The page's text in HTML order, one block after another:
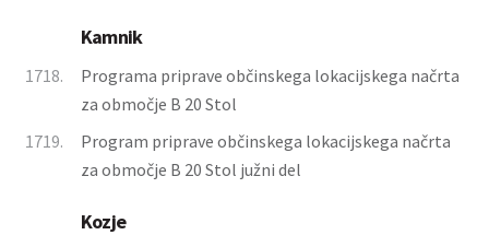
Kamnik
1718.
Programa priprave občinskega lokacijskega načrta
za območje B 20 Stol
1719.
Program priprave občinskega lokacijskega načrta
za območje B 20 Stol južni del
Kozje